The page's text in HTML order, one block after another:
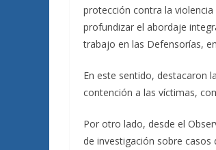
protección contra la
profundizar el abordaje
trabajo en las Defensorías,
En este sentido, destacaron
contención a las víctimas,
Por otro lado, desde el
de investigación sobre